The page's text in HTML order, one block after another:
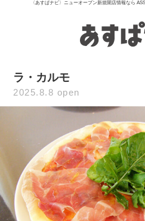
〈あすぱナビ〉ニューオープン新規開店情報なら
ラ・カルモ
2025.8.8 open